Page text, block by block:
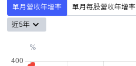
單月營收年增率 單月每股營收年增率
近5年